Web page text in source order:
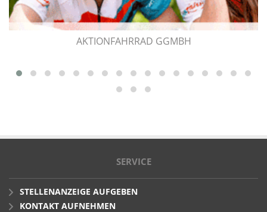
AKTIONFAHRRAD GGMBH
SERVICE
STELLENANZEIGE AUFGEBEN
KONTAKT AUFNEHMEN